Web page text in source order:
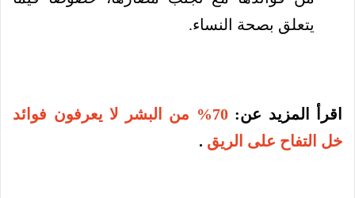
يتعلق بصحة النساء.
اقرأ المزيد عن:
70% من البشر لا يعرفون فوائد
خل التفاح على الريق .